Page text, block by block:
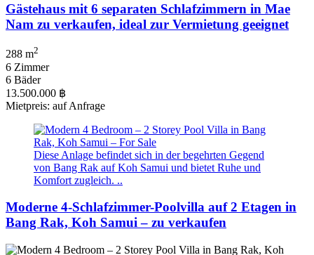
Gästehaus mit 6 separaten Schlafzimmern in Mae
Nam zu verkaufen, ideal zur Vermietung geeignet
288 m2
6 Zimmer
6 Bäder
13.500.000 ฿
Mietpreis: auf Anfrage
Diese Anlage befindet sich in der begehrten Gegend
von Bang Rak auf Koh Samui und bietet Ruhe und
Komfort zugleich. ..
Moderne 4-Schlafzimmer-Poolvilla auf 2 Etagen in
Bang Rak, Koh Samui – zu verkaufen